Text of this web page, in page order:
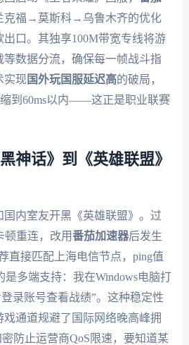
克福→莫斯科→乌鲁木齐的优化
口。其独享100M带宽专线将游
等数据分流，确保每一帧战斗指
实现国外玩国服延迟高的破局，
缩到60ms以内——这正是职业联赛
神话》到《英雄联盟》
内室友开黑《英雄联盟》。过
顿重连，改用番茄加速器后发生
直接匹配上海电信节点，ping值
是多端支持：我在Windows电脑打
录账号查看战绩”。这种稳定性
通道规避了国际网络晚高峰拥
防止运营商QoS限速，要知道某